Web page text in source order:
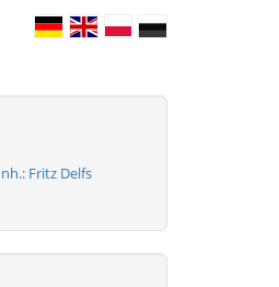
Fritz Delfs